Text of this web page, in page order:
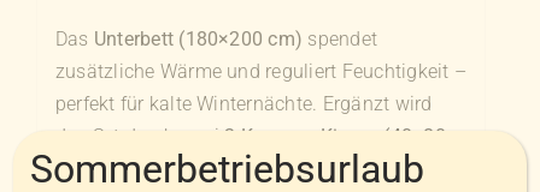
Das Unterbett (180×200 cm) spendet
zusätzliche Wärme und reguliert Feuchtigkeit –
perfekt für kalte Winternächte. Ergänzt wird
das Set durch zwei 3-Kammer-Kissen (40×80
cm), deren Außenkammern mit weichen
Sommerbetriebsurlaub